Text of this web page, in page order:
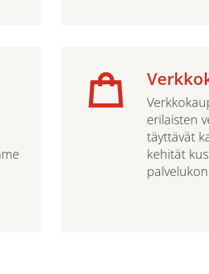
erilaisten
täyttävät
kehität